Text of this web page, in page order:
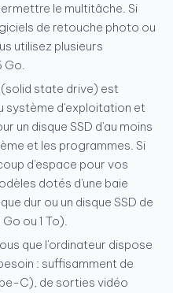
le multitâche. Si
de retouche photo ou
utilisez plusieurs
Go.
(solid state drive) est
système d'exploitation et
un disque SSD d'au moins
et les programmes. Si
d'espace pour vos
dotés d'une baie
dur ou un disque SSD de
ou 1 To).
que l'ordinateur dispose
: suffisamment de
C), de sorties vidéo